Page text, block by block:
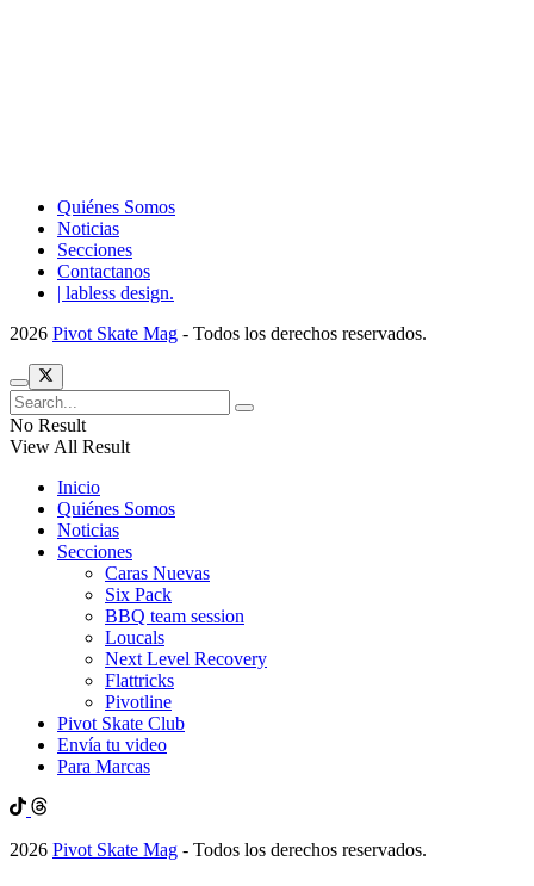
Quiénes Somos
Noticias
Secciones
Contactanos
| labless design.
2026 Pivot Skate Mag - Todos los derechos reservados.
No Result
View All Result
Inicio
Quiénes Somos
Noticias
Secciones
Caras Nuevas
Six Pack
BBQ team session
Loucals
Next Level Recovery
Flattricks
Pivotline
Pivot Skate Club
Envía tu video
Para Marcas
2026 Pivot Skate Mag - Todos los derechos reservados.